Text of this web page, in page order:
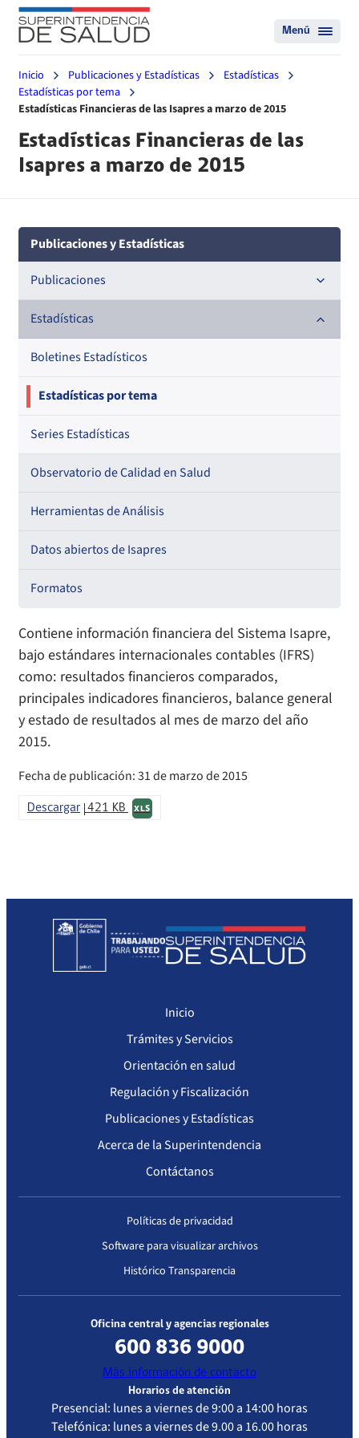
Menú
Inicio Publicaciones y Estadísticas
Estadísticas
Estadísticas por tema
Estadísticas Financieras de las Isapres a marzo de 2015
Estadísticas Financieras de las
Isapres a marzo de 2015
Publicaciones y Estadísticas
Publicaciones
Documentos de trabajo
Documentos metodológicos
Estadísticas
Boletines Estadísticos
Estadísticas por tema
Series Estadísticas
Observatorio de Calidad en Salud
Herramientas de Análisis
Datos abiertos de Isapres
Formatos
Contiene información financiera del Sistema Isapre,
bajo estándares internacionales contables (IFRS)
como: resultados financieros comparados,
principales indicadores financieros, balance general
y estado de resultados al mes de marzo del año
2015.
Fecha de publicación: 31 de marzo de 2015
Descargar 421 KB XLS
Inicio
Trámites y Servicios
Orientación en salud
Regulación y Fiscalización
Publicaciones y Estadísticas
Acerca de la Superintendencia
Contáctanos
Políticas de privacidad
Software para visualizar archivos
Histórico Transparencia
Oficina central y agencias regionales
600 836 9000
Más información de contacto
Horarios de atención
Presencial: lunes a viernes de 9:00 a 14:00 horas
Telefónica: lunes a viernes de 9.00 a 16.00 horas